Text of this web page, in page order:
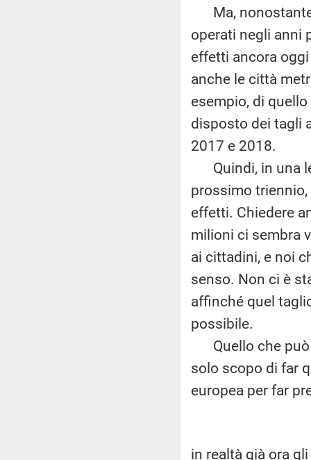
Ma, nonostante
operati negli anni
effetti ancora
anche le città
esempio, di
disposto dei tagli
2017 e 2018.
Quindi, in una
prossimo
effetti. Chiedere
milioni ci sembra
ai cittadini, e noi
senso. Non ci è
affinché quel
possibile.
Quello che può
solo scopo di far
europea per far
in realtà già ora